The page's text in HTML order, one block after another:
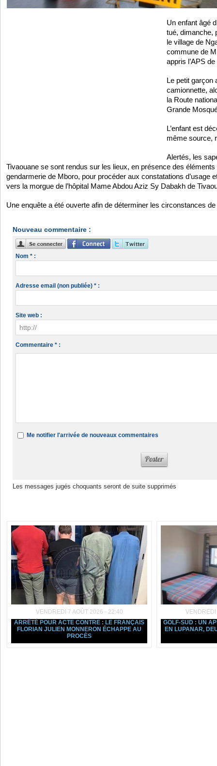
Un enfant âgé
tué, dimanche,
le village de
commune de
appris l’APS
Le petit garçon
camionnette,
la Route
Grande
L’enfant est
même source,
Alertés, les
Tivaouane se sont rendus sur les lieux, en présence des éléments
gendarmerie de Mboro, pour procéder aux constatations d’usage
vers la morgue de l’hôpital Mame Abdou Aziz Sy Dabakh de
Une enquête a été ouverte afin de déterminer les circonstances
Nouveau commentaire :
Nom * :
Adresse email (non publiée) * :
Site web :
Commentaire * :
Me notifier l'arrivée de nouveaux commentaires
Les messages jugés choquants seront de suite supprimés
VENDREDI 7 AOÛT 2026 - 22:40
ARRÊTÉ POUR ACTE CONTRE : LE FRANÇAIS
FLORIAN JULIEN MONNERON ÉCHAPPE AU
PROCÈS
GOLF-SUD : UN
EN LUPANAR,